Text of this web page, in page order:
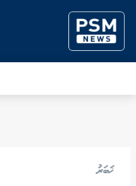
ޚަބަރު